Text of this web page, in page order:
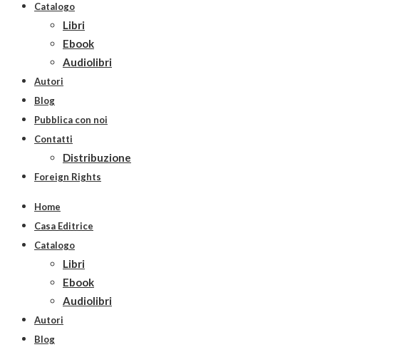
Catalogo
Libri
Ebook
Audiolibri
Autori
Blog
Pubblica con noi
Contatti
Distribuzione
Foreign Rights
Home
Casa Editrice
Catalogo
Libri
Ebook
Audiolibri
Autori
Blog